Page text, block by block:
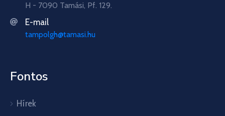
H - 7090 Tamási, Pf. 129.
E-mail
tampolgh@tamasi.hu
Fontos
Hírek